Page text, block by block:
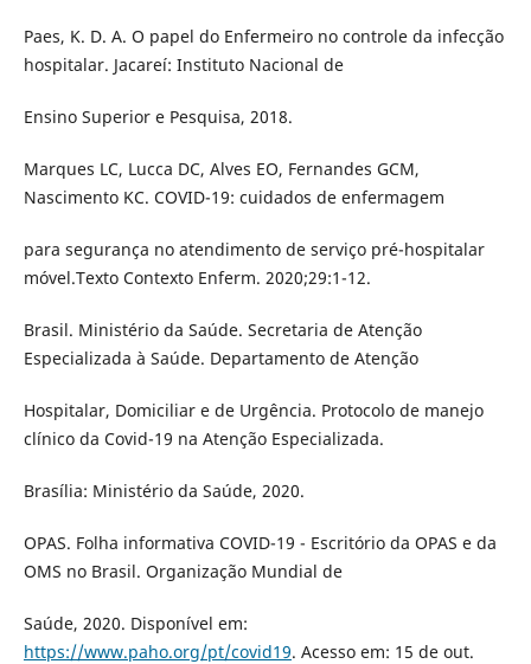
Paes, K. D. A. O papel do Enfermeiro no controle da infecção
hospitalar. Jacareí: Instituto Nacional de
Ensino Superior e Pesquisa, 2018.
Marques LC, Lucca DC, Alves EO, Fernandes GCM,
Nascimento KC. COVID-19: cuidados de enfermagem
para segurança no atendimento de serviço pré-hospitalar
móvel.Texto Contexto Enferm. 2020;29:1-12.
Brasil. Ministério da Saúde. Secretaria de Atenção
Especializada à Saúde. Departamento de Atenção
Hospitalar, Domiciliar e de Urgência. Protocolo de manejo
clínico da Covid-19 na Atenção Especializada.
Brasília: Ministério da Saúde, 2020.
OPAS. Folha informativa COVID-19 - Escritório da OPAS e da
OMS no Brasil. Organização Mundial de
Saúde, 2020. Disponível em:
https://www.paho.org/pt/covid19. Acesso em: 15 de out.